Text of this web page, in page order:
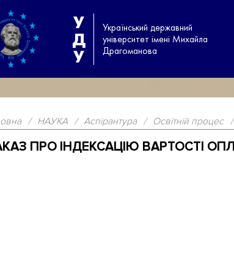
У
Д
У
Український державний
університет імені Михайла
Драгоманова
/ НАУКА / Аспірантура / Освітній процес /
ПРО ІНДЕКСАЦІЮ ВАРТОСТІ